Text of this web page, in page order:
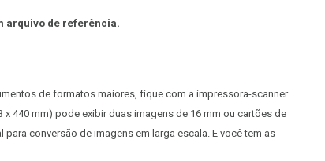
arquivo de referência.
de formatos maiores, fique com a impressora-scanner
x 440 mm) pode exibir duas imagens de 16 mm ou cartões de
conversão de imagens em larga escala. E você tem as